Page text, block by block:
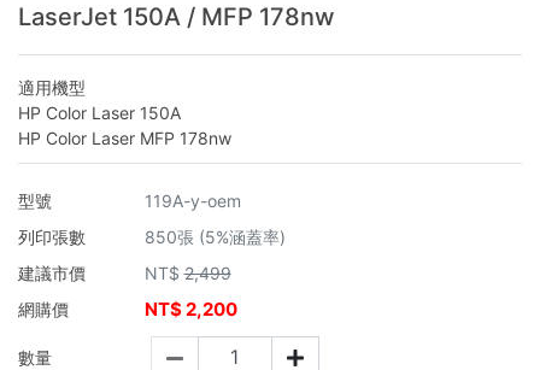
LaserJet 150A / MFP 178nw
適用機型
HP Color Laser 150A
HP Color Laser MFP 178nw
型號
119A-y-oem
列印張數
850張 (5%涵蓋率)
建議市價
NT$ 2,499
網購價
NT$ 2,200
數量